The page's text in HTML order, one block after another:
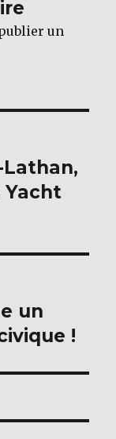
un
Lathan,
Yacht
un
!